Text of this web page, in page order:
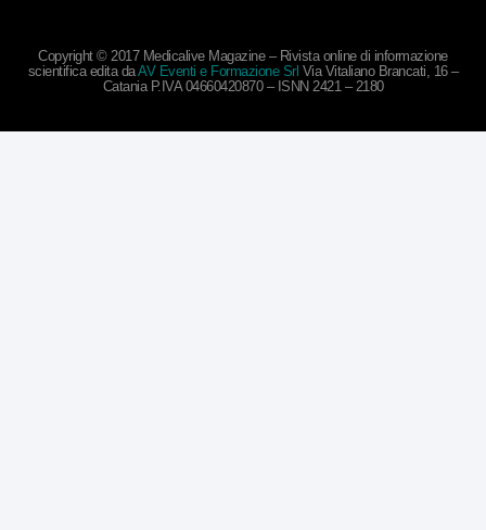
Copyright © 2017 Medicalive Magazine – Rivista online di informazione
scientifica edita daAV Eventi e Formazione Srl Via Vitaliano Brancati, 16 –
Catania P.IVA 04660420870 – ISNN 2421 – 2180